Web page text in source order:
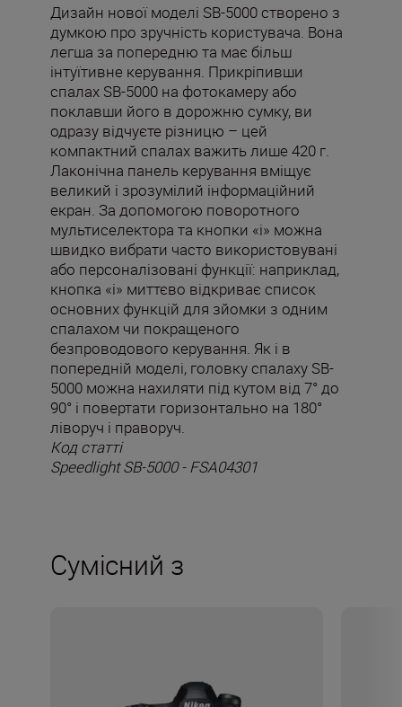
Дизайн нової моделі SB-5000 створено з
думкою про зручність користувача. Вона
легша за попередню та має більш
інтуїтивне керування. Прикріпивши
спалах SB-5000 на фотокамеру або
поклавши його в дорожню сумку, ви
одразу відчуєте різницю – цей
компактний спалах важить лише 420 г.
Лаконічна панель керування вміщує
великий і зрозумілий інформаційний
екран. За допомогою поворотного
мультиселектора та кнопки «i» можна
швидко вибрати часто використовувані
або персоналізовані функції: наприклад,
кнопка «i» миттєво відкриває список
основних функцій для зйомки з одним
спалахом чи покращеного
безпроводового керування. Як і в
попередній моделі, головку спалаху SB-
5000 можна нахиляти під кутом від 7° до
90° і повертати горизонтально на 180°
ліворуч і праворуч.
Код статті
Speedlight SB-5000 - FSA04301
Сумісний з